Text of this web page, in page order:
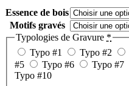
Essence de bois
Motifs gravés
Typologies de Gravure *
Typo #1
Typo #2
#5
Typo #6 Typo #7
Typo #10